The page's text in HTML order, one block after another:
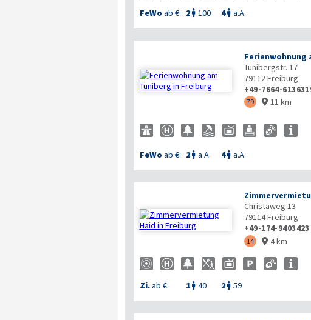
FeWo ab €: 2  100 4 a.A.
Ferienwohnung
Tunibergstr. 17
79112Freiburg
+49-7664-
79  11 km
FeWo ab €: 2  a.A. 4 a.A.
Christaweg 13
79114Freiburg
+49-174-9403423
14  4 km
Zi.ab €: 1  40 2  59